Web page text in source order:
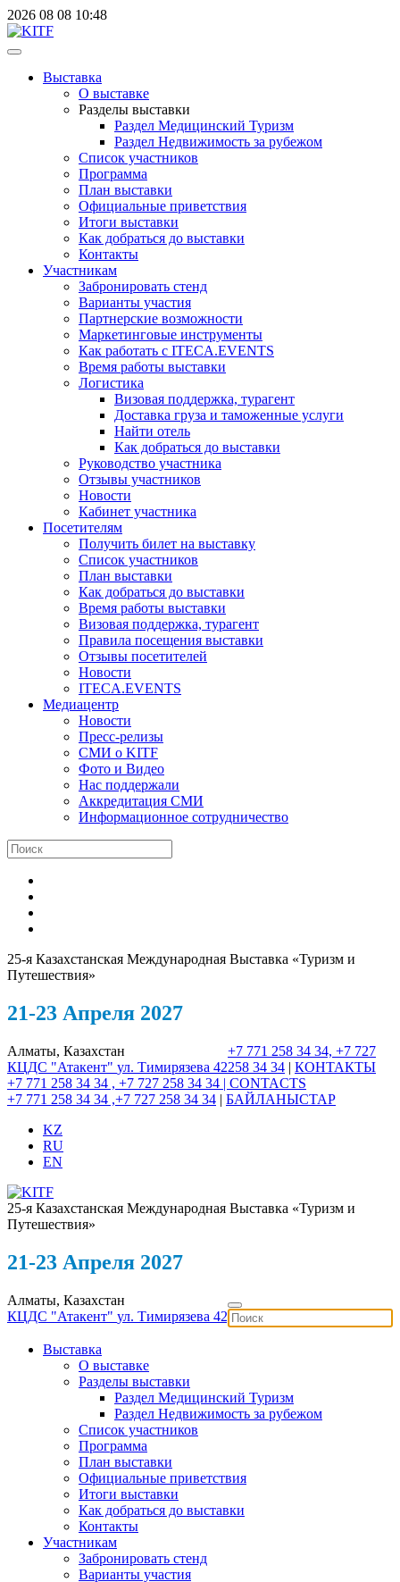
2026 08 08 10:48
Выставка
О выставке
Разделы выставки
Раздел Медицинский Туризм
Раздел Недвижимость за рубежом
Список участников
Программа
План выставки
Официальные приветствия
Итоги выставки
Как добраться до выставки
Контакты
Участникам
Забронировать стенд
Варианты участия
Партнерские возможности
Маркетинговые инструменты
Как работать с ITECA.EVENTS
Время работы выставки
Логистика
Визовая поддержка, турагент
Доставка груза и таможенные услуги
Найти отель
Как добраться до выставки
Руководство участника
Отзывы участников
Новости
Кабинет участника
Посетителям
Получить билет на выставку
Список участников
План выставки
Как добраться до выставки
Время работы выставки
Визовая поддержка, турагент
Правила посещения выставки
Отзывы посетителей
Новости
ITECA.EVENTS
Медиацентр
Новости
Пресс-релизы
СМИ о KITF
Фото и Видео
Нас поддержали
Аккредитация СМИ
Информационное сотрудничество
25-я Казахстанская Международная Выставка «Туризм и
Путешествия»
21-23 Апреля 2027
Алматы, Казахстан
КЦДС "Атакент" ул. Тимирязева 42
+7 771 258 34 34, +7 727
258 34 34 | КОНТАКТЫ
+7 771 258 34 34 , +7 727 258 34 34 | CONTACTS
+7 771 258 34 34 ,+7 727 258 34 34 | БАЙЛАНЫСТАР
KZ
RU
EN
25-я Казахстанская Международная Выставка «Туризм и
Путешествия»
21-23 Апреля 2027
Алматы, Казахстан
КЦДС "Атакент" ул. Тимирязева 42
Выставка
О выставке
Разделы выставки
Раздел Медицинский Туризм
Раздел Недвижимость за рубежом
Список участников
Программа
План выставки
Официальные приветствия
Итоги выставки
Как добраться до выставки
Контакты
Участникам
Забронировать стенд
Варианты участия